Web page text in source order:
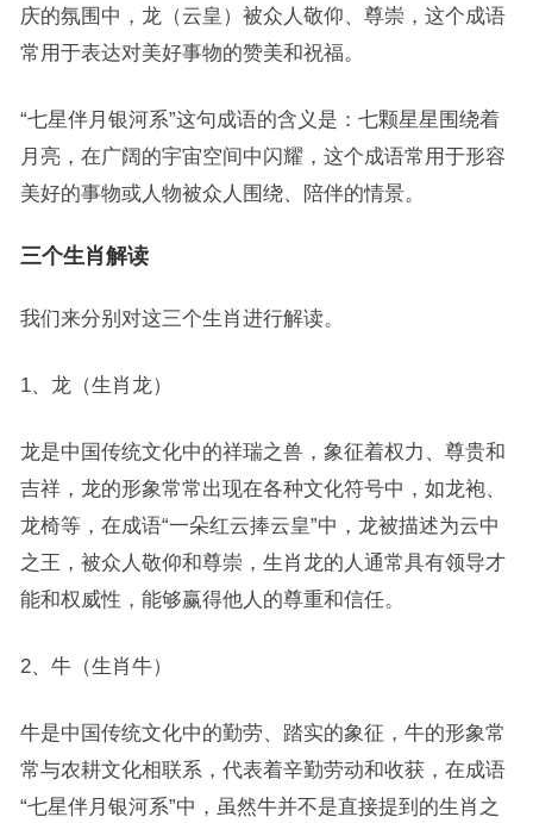
庆的氛围中，龙（云皇）被众人敬仰、尊崇，这个成语
常用于表达对美好事物的赞美和祝福。
“七星伴月银河系”这句成语的含义是：七颗星星围绕着
月亮，在广阔的宇宙空间中闪耀，这个成语常用于形容
美好的事物或人物被众人围绕、陪伴的情景。
三个生肖解读
我们来分别对这三个生肖进行解读。
1、龙（生肖龙）
龙是中国传统文化中的祥瑞之兽，象征着权力、尊贵和
吉祥，龙的形象常常出现在各种文化符号中，如龙袍、
龙椅等，在成语“一朵红云捧云皇”中，龙被描述为云中
之王，被众人敬仰和尊崇，生肖龙的人通常具有领导才
能和权威性，能够赢得他人的尊重和信任。
2、牛（生肖牛）
牛是中国传统文化中的勤劳、踏实的象征，牛的形象常
常与农耕文化相联系，代表着辛勤劳动和收获，在成语
“七星伴月银河系”中，虽然牛并不是直接提到的生肖之